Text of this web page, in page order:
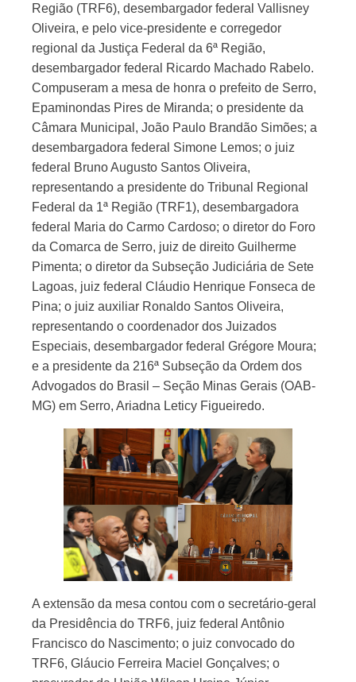
Região (TRF6), desembargador federal Vallisney
Oliveira, e pelo vice-presidente e corregedor
regional da Justiça Federal da 6ª Região,
desembargador federal Ricardo Machado Rabelo.
Compuseram a mesa de honra o prefeito de Serro,
Epaminondas Pires de Miranda; o presidente da
Câmara Municipal, João Paulo Brandão Simões; a
desembargadora federal Simone Lemos; o juiz
federal Bruno Augusto Santos Oliveira,
representando a presidente do Tribunal Regional
Federal da 1ª Região (TRF1), desembargadora
federal Maria do Carmo Cardoso; o diretor do Foro
da Comarca de Serro, juiz de direito Guilherme
Pimenta; o diretor da Subseção Judiciária de Sete
Lagoas, juiz federal Cláudio Henrique Fonseca de
Pina; o juiz auxiliar Ronaldo Santos Oliveira,
representando o coordenador dos Juizados
Especiais, desembargador federal Grégore Moura;
e a presidente da 216ª Subseção da Ordem dos
Advogados do Brasil – Seção Minas Gerais (OAB-
MG) em Serro, Ariadna Leticy Figueiredo.
A extensão da mesa contou com o secretário-geral
da Presidência do TRF6, juiz federal Antônio
Francisco do Nascimento; o juiz convocado do
TRF6, Gláucio Ferreira Maciel Gonçalves; o